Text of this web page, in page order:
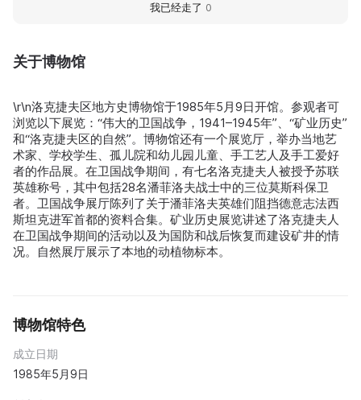
关于博物馆
\r\n洛克捷夫区地方史博物馆于1985年5月9日开馆。参观者可
浏览以下展览：“伟大的卫国战争，1941–1945年”、“矿业历史”
和“洛克捷夫区的自然”。博物馆还有一个展览厅，举办当地艺
术家、学校学生、孤儿院和幼儿园儿童、手工艺人及手工爱好
者的作品展。在卫国战争期间，有七名洛克捷夫人被授予苏联
英雄称号，其中包括28名潘菲洛夫战士中的三位莫斯科保卫
者。卫国战争展厅陈列了关于潘菲洛夫英雄们阻挡德意志法西
斯坦克进军首都的资料合集。矿业历史展览讲述了洛克捷夫人
在卫国战争期间的活动以及为国防和战后恢复而建设矿井的情
况。自然展厅展示了本地的动植物标本。
博物馆特色
成立日期
1985年5月9日
我已经走了 0